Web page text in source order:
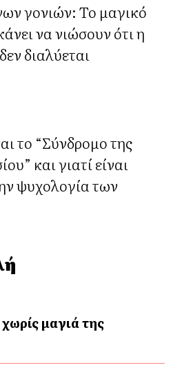
γονιών: Το μαγικό
να νιώσουν ότι η
διαλύεται
το “Σύνδρομο της
και γιατί είναι
ψυχολογία των
μαγιά της